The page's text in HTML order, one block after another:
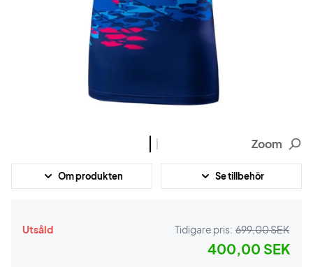
Zoom
Om produkten Se tillbehör
Utsåld Tidigare pris: 699,00 SEK
400,00 SEK